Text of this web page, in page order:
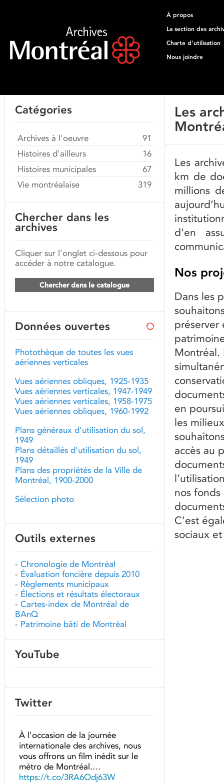
À propos
La section des
Charte d'utilisation
Nous joindre
Les
Les
km de
millions
d’en
Nos
Dans les
préserver
Montréal.
en
les
accès au
nos
C’est
sociaux
Catégories
Archives à l'oeuvre
91
Histoires d'ailleurs
16
Histoires municipales
67
Vie montréalaise
319
Chercher dans les
archives
Cliquer sur l'onglet ci-dessous pour
accéder à notre catalogue.
Chercher dans le catalogue
Données ouvertes
Photothèque de toutes les vues
aériennes verticales
Vues aériennes obliques, 1925-1935
Vues aériennes verticales, 1947-1949
Vues aériennes verticales, 1958-1975
Vues aériennes obliques, 1960-1992
Plans généraux d'utilisation du sol,
1949
Plans détaillés d'utilisation du sol,
1949
Plans des propriétés de la Ville de
Montréal, 1900-2000
Sélection photo
Outils externes
- Chronologie de Montréal
- Évaluation foncière depuis 2010
- Règlements municipaux
- Élections et résultats électoraux
- Cartes-index de Montréal de
BAnQ
- Patrimoine bâti de Montréal
YouTube
Twitter
À l'occasion de la journée
internationale des archives, nous
vous offrons un film inédit sur le
métro de Montréal.…
https://t.co/3RA6Odj63W